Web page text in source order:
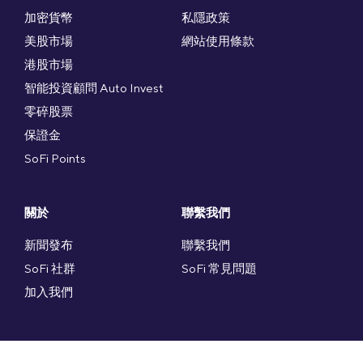
加密貨幣
美股市場
港股市場
智能投資顧問 Auto Invest
零碎股票
保證金
SoFi Points
私隱政策
網站使用條款
關於
新聞發布
SoFi 社群
加入我們
聯繫我們
聯繫我們
SoFi 常見問題